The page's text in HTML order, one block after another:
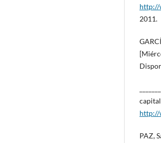
http://
2011.
http://
PAZ,